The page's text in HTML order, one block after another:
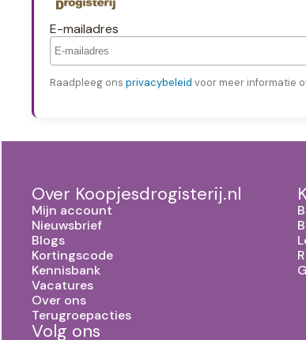
E-mailadres
Raadpleeg ons privacybeleid voor meer informatie
Over Koopjesdrogisterij.nl
Mijn account
Nieuwsbrief
Blogs
Kortingscode
Kennisbank
Vacatures
Over ons
Terugroepacties
Volg ons